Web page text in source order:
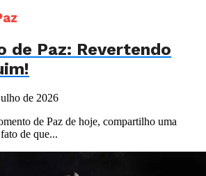
de Paz: Revertendo
de 2026
de Paz de hoje, compartilho uma
de que...